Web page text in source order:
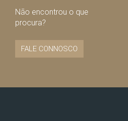
Não encontrou o que
procura?
FALE CONNOSCO